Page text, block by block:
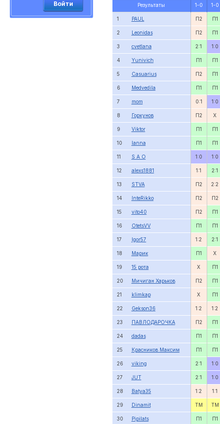
Войти Результаты 1-0 1-0
1 PAUL П2 П1
2 Leonidas П2 П1
3 cvetlana 2:1 1:0
4 Yunivich П1 П1
5 Casuarius П2 П1
6 Medvedila П1 П1
7 mom 0:1 1:0
8 Горкунов П2 X
9 Viktor П1 П1
10 lanna П1 П1
11 S A O 1:0 1:0
12 alexs1881 1:1 2:1
13 STVA П2 2:2
14 InteRikko П2 П2
15 vito40 П2 П1
16 OtetsVV П1 П1
17 Igor57 1:2 2:1
18 Марик П1 X
19 15 рота X П1
20 Мичиган Харьков П2 П1
21 klimkap X П1
22 Gekson36 1:2 1:2
23 ПАВЛОДАРОЧКА П2 П1
24 dadas П1 П1
25 Красников Максим П1 П1
26 viking 2:1 1:0
27 JUT 2:1 1:0
28 Batya35 1:2 1:1
29 Dinamit TM TM
30 Pipilats П1 П1